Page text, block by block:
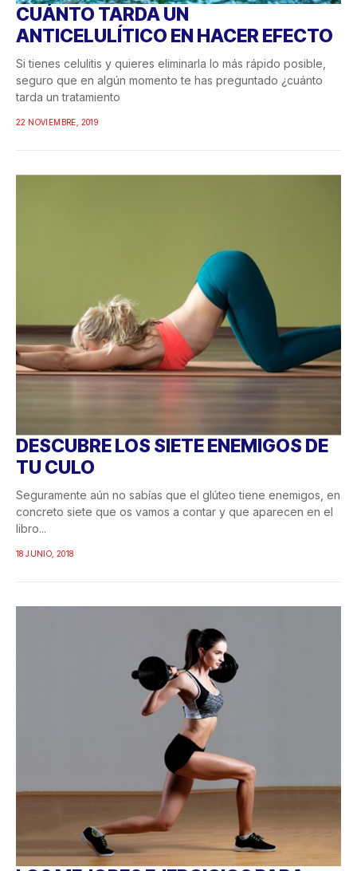
CUÁNTO TARDA UN
ANTICELULÍTICO EN HACER EFECTO
Si tienes celulitis y quieres eliminarla lo más rápido posible,
seguro que en algún momento te has preguntado ¿cuánto
tarda un tratamiento
22 NOVIEMBRE, 2019
DESCUBRE LOS SIETE ENEMIGOS DE
TU CULO
Seguramente aún no sabías que el glúteo tiene enemigos, en
concreto siete que os vamos a contar y que aparecen en el
libro...
18 JUNIO, 2018